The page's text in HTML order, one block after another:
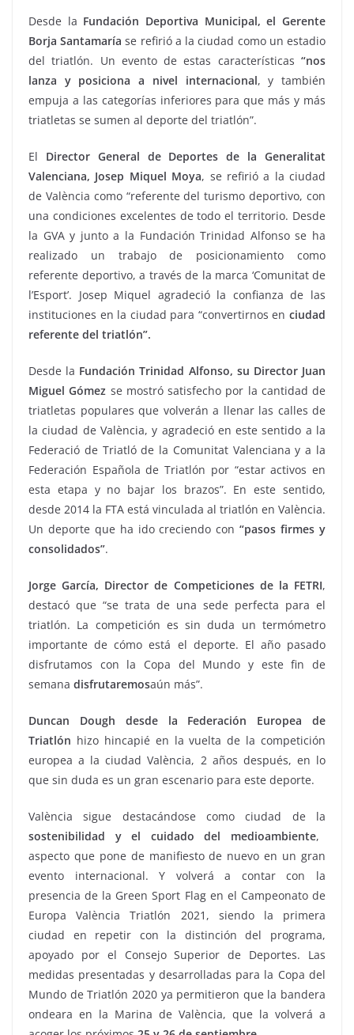
Desde la Fundación Deportiva Municipal, el Gerente
Borja Santamaría se refirió a la ciudad como un estadio
del triatlón. Un evento de estas características “nos
lanza y posiciona a nivel internacional, y también
empuja a las categorías inferiores para que más y más
triatletas se sumen al deporte del triatlón”.
El Director General de Deportes de la Generalitat
Valenciana, Josep Miquel Moya, se refirió a la ciudad
de València como “referente del turismo deportivo, con
una condiciones excelentes de todo el territorio. Desde
la GVA y junto a la Fundación Trinidad Alfonso se ha
realizado un trabajo de posicionamiento como
referente deportivo, a través de la marca ‘Comunitat de
l’Esport’. Josep Miquel agradeció la confianza de las
instituciones en la ciudad para “convertirnos en ciudad
referente del triatlón”.
Desde la Fundación Trinidad Alfonso, su Director Juan
Miguel Gómez se mostró satisfecho por la cantidad de
triatletas populares que volverán a llenar las calles de
la ciudad de València, y agradeció en este sentido a la
Federació de Triatló de la Comunitat Valenciana y a la
Federación Española de Triatlón por “estar activos en
esta etapa y no bajar los brazos”. En este sentido,
desde 2014 la FTA está vinculada al triatlón en València.
Un deporte que ha ido creciendo con“pasos firmes y
consolidados”.
Jorge García, Director de Competiciones de la FETRI,
destacó que “se trata de una sede perfecta para el
triatlón. La competición es sin duda un termómetro
importante de cómo está el deporte. El año pasado
disfrutamos con la Copa del Mundo y este fin de
semana disfrutaremosaún más”.
Duncan Dough desde la Federación Europea de
Triatlón hizo hincapié en la vuelta de la competición
europea a la ciudad València, 2 años después, en lo
que sin duda es un gran escenario para este deporte.
València sigue destacándose como ciudad de la
sostenibilidad y el cuidado del medioambiente,
aspecto que pone de manifiesto de nuevo en un gran
evento internacional. Y volverá a contar con la
presencia de la Green Sport Flag en el Campeonato de
Europa València Triatlón 2021, siendo la primera
ciudad en repetir con la distinción del programa,
apoyado por el Consejo Superior de Deportes. Las
medidas presentadas y desarrolladas para la Copa del
Mundo de Triatlón 2020 ya permitieron que la bandera
ondeara en la Marina de València, que la volverá a